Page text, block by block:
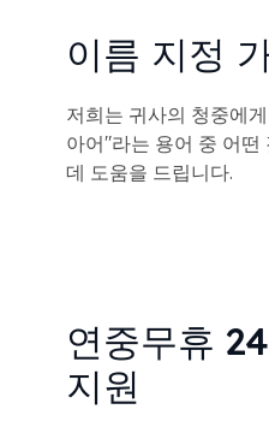
이름 지정
저희는 귀사의 청중에
아어"라는 용어 중 어떤
데 도움을 드립니다.
연중무휴
지원